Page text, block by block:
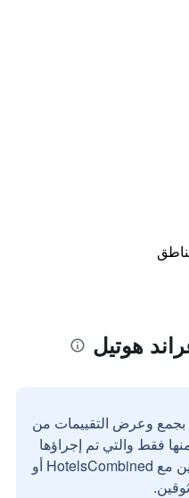
هوتيل
بجمع وعرض التقييمات من
فقط والتي تم إجراؤها
بواسطة مستخدمين حقيقيين مع HotelsCombined أو